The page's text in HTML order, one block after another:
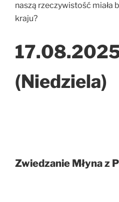
naszą rzeczywistość miała
kraju?
(Niedziela)
Zwiedzanie Młyna z